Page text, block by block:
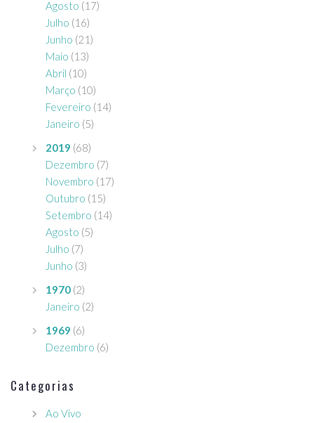
Agosto (17)
Julho (16)
Junho (21)
Maio (13)
Abril (10)
Março (10)
Fevereiro (14)
Janeiro (5)
2019 (68)
Dezembro (7)
Novembro (17)
Outubro (15)
Setembro (14)
Agosto (5)
Julho (7)
Junho (3)
1970 (2)
Janeiro (2)
1969 (6)
Dezembro (6)
Categorias
Ao Vivo